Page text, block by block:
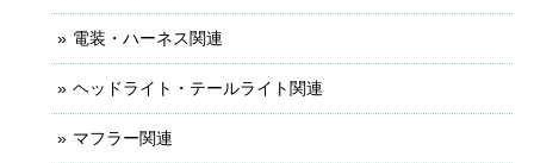
電装・ハーネス関連
ヘッドライト・テールライト関連
マフラー関連